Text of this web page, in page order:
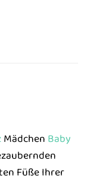
Mädchen Baby
Füße Ihrer